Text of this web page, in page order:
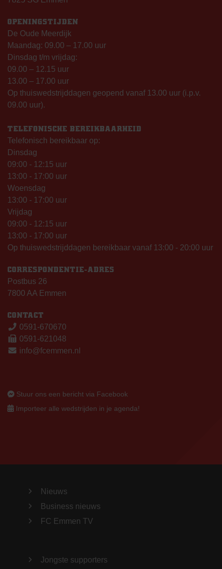
OPENINGSTIJDEN
De Oude Meerdijk
Maandag: 09.00 – 17.00 uur
Dinsdag t/m vrijdag:
09.00 – 12.15 uur
13.00 – 17.00 uur
Op thuiswedstrijddagen geopend vanaf 13.00 uur (i.p.v.
09.00 uur).
TELEFONISCHE BEREIKBAARHEID
Telefonisch bereikbaar op:
Dinsdag
09:00 - 12:15 uur
13:00 - 17:00 uur
Woensdag
13:00 - 17:00 uur
Vrijdag
09:00 - 12:15 uur
13:00 - 17:00 uur
Op thuiswedstrijddagen bereikbaar vanaf 13:00 - 20:00 uur
CORRESPONDENTIE-ADRES
Postbus 26
7800 AA Emmen
CONTACT
0591-670670
0591-621048
info@fcemmen.nl
Stuur ons een bericht via Facebook
Importeer alle wedstrijden in je agenda!
Nieuws
Business nieuws
FC Emmen TV
Jongste supporters